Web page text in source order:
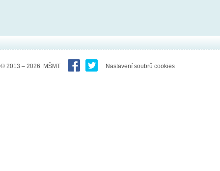
© 2013 – 2026 MŠMT Nastavení soubrů cookies